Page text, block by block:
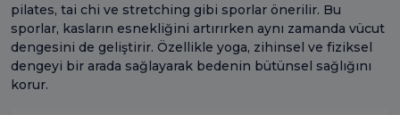
pilates, tai chi ve stretching gibi sporlar önerilir. Bu
sporlar, kasların esnekliğini artırırken aynı zamanda vücut
dengesini de geliştirir. Özellikle yoga, zihinsel ve fiziksel
dengeyi bir arada sağlayarak bedenin bütünsel sağlığını
korur.